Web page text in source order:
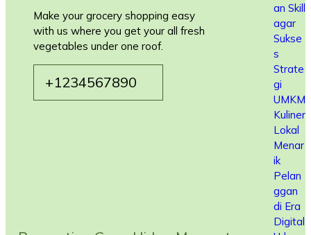
Make your grocery shopping easy
with us where you get your all fresh
vegetables under one roof.
+1234567890
an Skill
agar
Sukse
s
Strate
gi
UMKM
Kuliner
Lokal
Menar
ik
Pelan
ggan
di Era
Digital